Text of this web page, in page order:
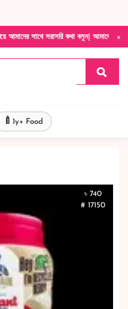
×
কথা বলুন| আমাদের যেকোনো পণ্য
🍼 1y+ Food
৳ 740
# 17150